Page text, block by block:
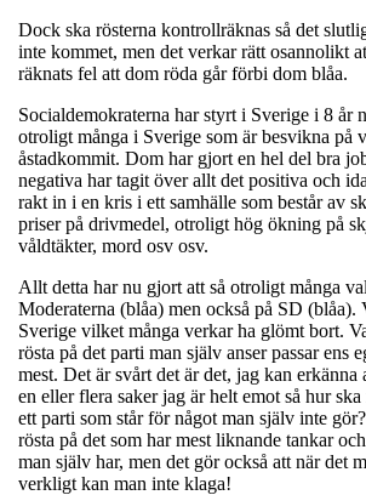
Dock ska rösterna kontrollräknas så det
inte kommet, men det verkar rätt osannolikt
räknats fel att dom röda går förbi dom blåa.
Socialdemokraterna har styrt i Sverige i 8 år
otroligt många i Sverige som är besvikna på
åstadkommit. Dom har gjort en hel del bra
negativa har tagit över allt det positiva och
rakt in i en kris i ett samhälle som består av
priser på drivmedel, otroligt hög ökning på
våldtäkter, mord osv osv.
Allt detta har nu gjort att så otroligt många
Moderaterna (blåa) men också på SD
Sverige vilket många verkar ha glömt bort.
rösta på det parti man själv anser passar ens
mest. Det är svårt det är det, jag kan erkänna
en eller flera saker jag är helt emot så hur
ett parti som står för något man själv inte
rösta på det som har mest liknande tankar
man själv har, men det gör också att när det
verkligt kan man inte klaga!